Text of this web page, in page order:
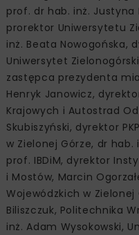
prof. dr hab. inż. Justyna
prorektor Uniwersytetu
inż. Beata Nowogońska,
Uniwersytet
zastępca prezydenta
Henryk Janowicz,
Krajowych i Autostrad
Skubiszyński, dyrektor
w Zielonej Górze, dr hab.
prof. IBDiM, dyrektor
i Mostów, Marcin
Wojewódzkich w
Biliszczuk, Politechnika
inż. Adam Wysokowski,